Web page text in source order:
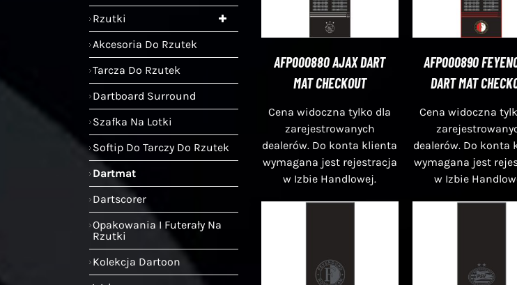
AFP000880 AJAX DART
MAT CHECKOUT
Cena widoczna tylko dla
zarejestrowanych
dealerów. Do konta klienta
wymagana jest rejestracja
w Izbie Handlowej.
AFP000890
DART MAT
Cena widoczna
dealerów. Do konta
wymagana jest
w Izbie
Rzutki
Akcesoria Do Rzutek
Tarcza Do Rzutek
Dartboard Surround
Szafka Na Lotki
Softip Do Tarczy Do Rzutek
Dartmat
Dartscorer
Opakowania I Futerały Na
Rzutki
Kolekcja Dartoon